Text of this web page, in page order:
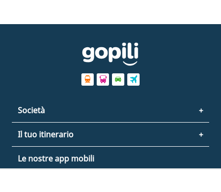
Società
Il tuo itinerario
Le nostre app mobili